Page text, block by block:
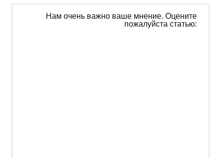
Нам очень важно ваше мнение. Оцените
пожалуйста статью: